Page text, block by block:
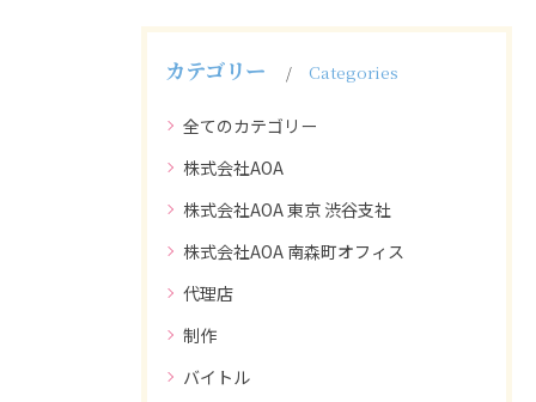
カテゴリー Categories
全てのカテゴリー
株式会社AOA
株式会社AOA 東京 渋谷支社
株式会社AOA 南森町オフィス
代理店
制作
バイトル